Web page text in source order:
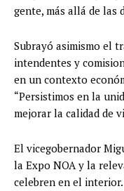
gente, más allá de las
Subrayó asimismo el
intendentes y
en un contexto
“Persistimos en la
mejorar la calidad de
El vicegobernador
la Expo NOA y la
celebren en el